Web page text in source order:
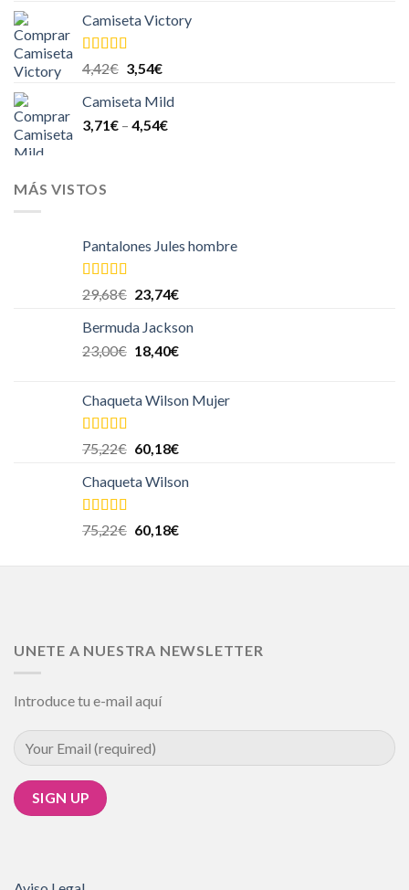
5
Camiseta Victory
Valorado en
5.00
de 5
4,42€ 3,54€
Camiseta Mild
3,71€ – 4,54€
MÁS VISTOS
Pantalones Jules hombre
Valorado en
5.00
29,68€ 23,74€
Bermuda Jackson
23,00€ 18,40€
Chaqueta Wilson Mujer
Valorado en
5.00
75,22€ 60,18€
Chaqueta Wilson
Valorado en
5.00
75,22€ 60,18€
UNETE A NUESTRA NEWSLETTER
Introduce tu e-mail aquí